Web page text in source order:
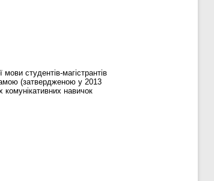
студентів-магістрантів
(затвердженою у 2013
навичок